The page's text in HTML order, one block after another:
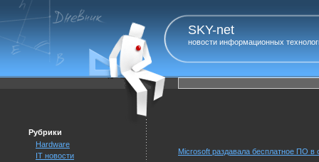
SKY-net
новости информационных
Рубрики
Hardware
IT новости
Microsoft раздавала бесплатное ПО